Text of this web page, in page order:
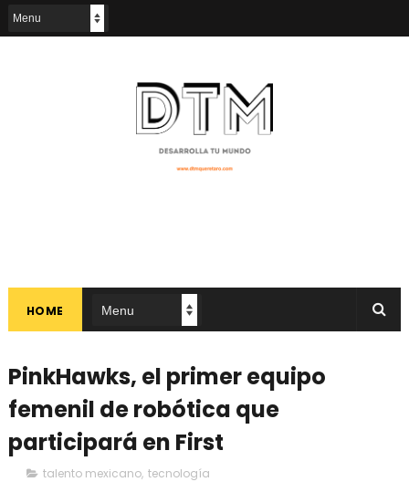
HOME
PinkHawks, el primer equipo
femenil de robótica que
participará en First
talento mexicano, tecnología